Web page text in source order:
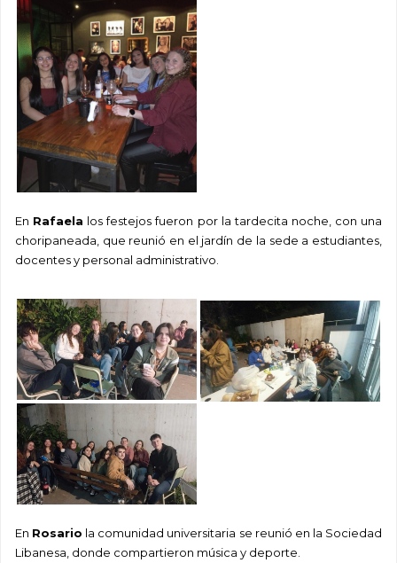
En Rafaela los festejos fueron por la tardecita noche, con una
choripaneada, que reunió en el jardín de la sede a estudiantes,
docentes y personal administrativo.
En Rosario la comunidad universitaria se reunió en la Sociedad
Libanesa, donde compartieron música y deporte.